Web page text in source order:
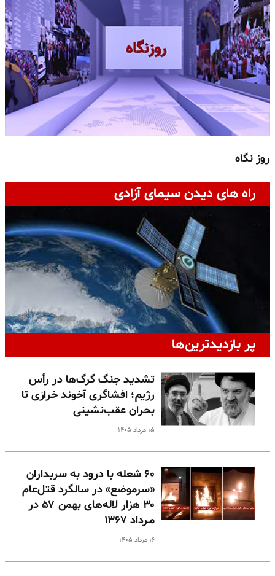
روز نگاه
راه های دیدن سیمای آزادی
پر بازدیدترین‌ها
تشدید جنگ گرگ‌ها در رأس
رژیم؛ افشاگری آخوند خرازی تا
بحران عقب‌نشینی
۱۵ مرداد ۱۴۰۵
۶۰ شعله با درود به سربداران
«سرموضع» در سالگرد قتل‌عام
۳۰ هزار لاله‌های بهمن ۵۷ در
مـرداد ۱۳۶۷
۱۶ مرداد ۱۴۰۵